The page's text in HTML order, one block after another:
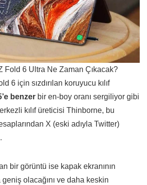
Fold 6 Ultra Ne Zaman Çıkacak?
6 için sızdırılan koruyucu kılıf
benzer bir en-boy oranı sergiliyor gibi
kılıf üreticisi Thinborne, bu
X (eski adıyla Twitter)
bir görüntü ise kapak ekranının
olacağını ve daha keskin